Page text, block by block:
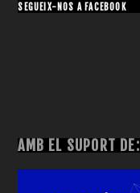
SEGUEIX-NOS A FACEBOOK
AMB EL SUPORT DE: